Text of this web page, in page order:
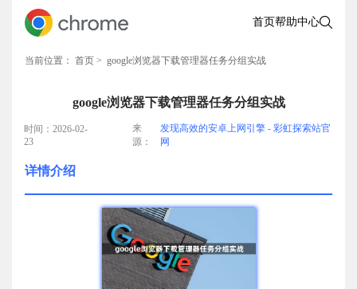
首页帮助中心
当前位置： 首页 > google浏览器下载管理器任务分组实战
google浏览器下载管理器任务分组实战
时间：2026-02-
23
来
源：
发现高效的安卓上网引擎 - 彩虹探索站官
网
详情介绍